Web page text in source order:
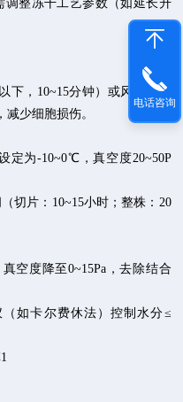
整冻干工艺参数（如延长升
，10~15分钟）或风冷速冻
减少细胞损伤。
定为-10~0℃，真空度20~50P
切片：10~15小时；整株：20
空度降至0~15Pa，去除结合
如卡尔费休法）控制水分≤
电话咨询